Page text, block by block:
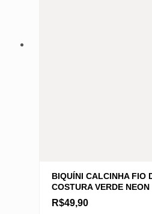
BIQUÍNI CALCINHA FIO
COSTURA VERDE NEON
R$49,90